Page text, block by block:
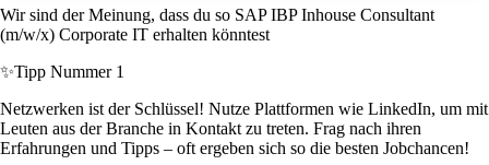
Wir sind der Meinung, dass du so SAP IBP Inhouse Consultant
(m/w/x) Corporate IT erhalten könntest
✨Tipp Nummer 1
Netzwerken ist der Schlüssel! Nutze Plattformen wie LinkedIn, um mit
Leuten aus der Branche in Kontakt zu treten. Frag nach ihren
Erfahrungen und Tipps – oft ergeben sich so die besten Jobchancen!